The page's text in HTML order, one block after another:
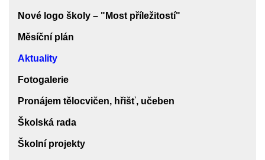
Nové logo školy – "Most příležitostí"
Měsíční plán
Aktuality
Fotogalerie
Pronájem tělocvičen, hřišť, učeben
Školská rada
Školní projekty